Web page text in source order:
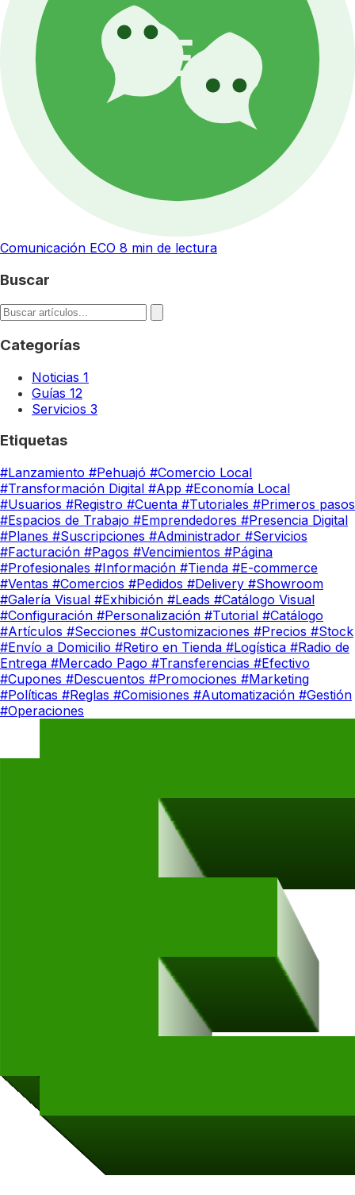
Comunicación ECO 8 min de lectura
Buscar
Categorías
Noticias 1
Guías 12
Servicios 3
Etiquetas
#Lanzamiento #Pehuajó #Comercio Local
#Transformación Digital #App #Economía Local
#Usuarios #Registro #Cuenta #Tutoriales #Primeros pasos
#Espacios de Trabajo #Emprendedores #Presencia Digital
#Planes #Suscripciones #Administrador #Servicios
#Facturación #Pagos #Vencimientos #Página
#Profesionales #Información #Tienda #E-commerce
#Ventas #Comercios #Pedidos #Delivery #Showroom
#Galería Visual #Exhibición #Leads #Catálogo Visual
#Configuración #Personalización #Tutorial #Catálogo
#Artículos #Secciones #Customizaciones #Precios #Stock
#Envío a Domicilio #Retiro en Tienda #Logística #Radio de
Entrega #Mercado Pago #Transferencias #Efectivo
#Cupones #Descuentos #Promociones #Marketing
#Políticas #Reglas #Comisiones #Automatización #Gestión
#Operaciones